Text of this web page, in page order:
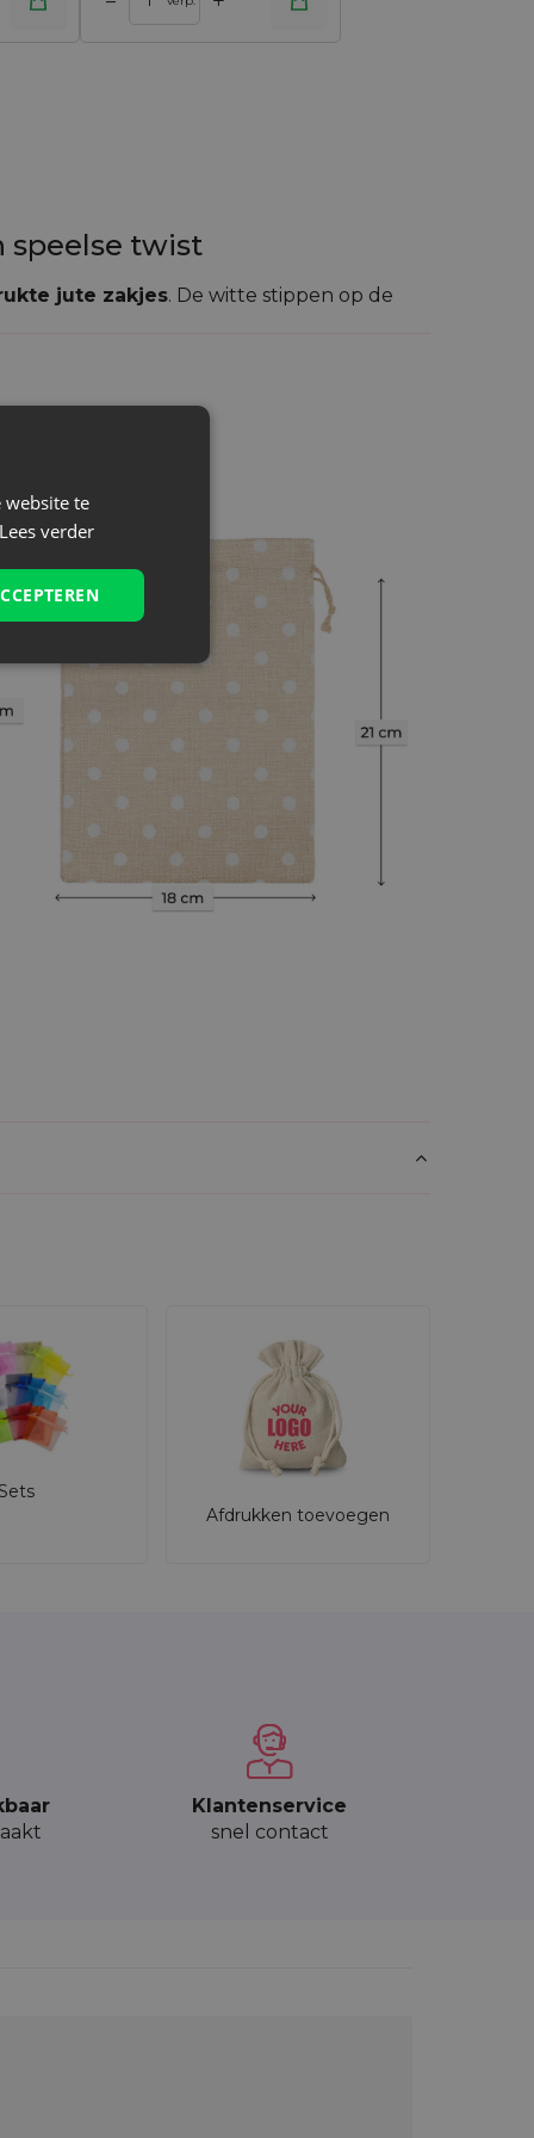
speelse twist
jute zakjes. De witte stippen op de
ontwerp - neem contact met ons op voor
Sets
Afdrukken toevoegen
Klantenservice
snel contact
website te
Lees verder